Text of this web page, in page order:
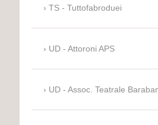
TS - Tuttofabroduei
UD - Attoroni APS
UD - Assoc. Teatrale